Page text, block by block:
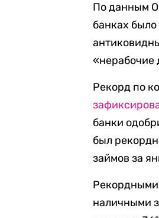
По данным
банках
«нерабочие
Рекорд по
банки
был
займов за
наличными